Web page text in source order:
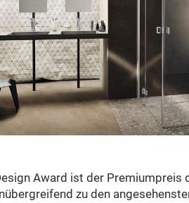
Award ist der Premiumpreis
zu den